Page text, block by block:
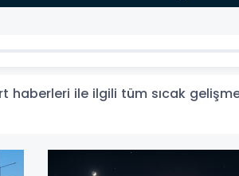
haberleri ile ilgili tüm sıcak